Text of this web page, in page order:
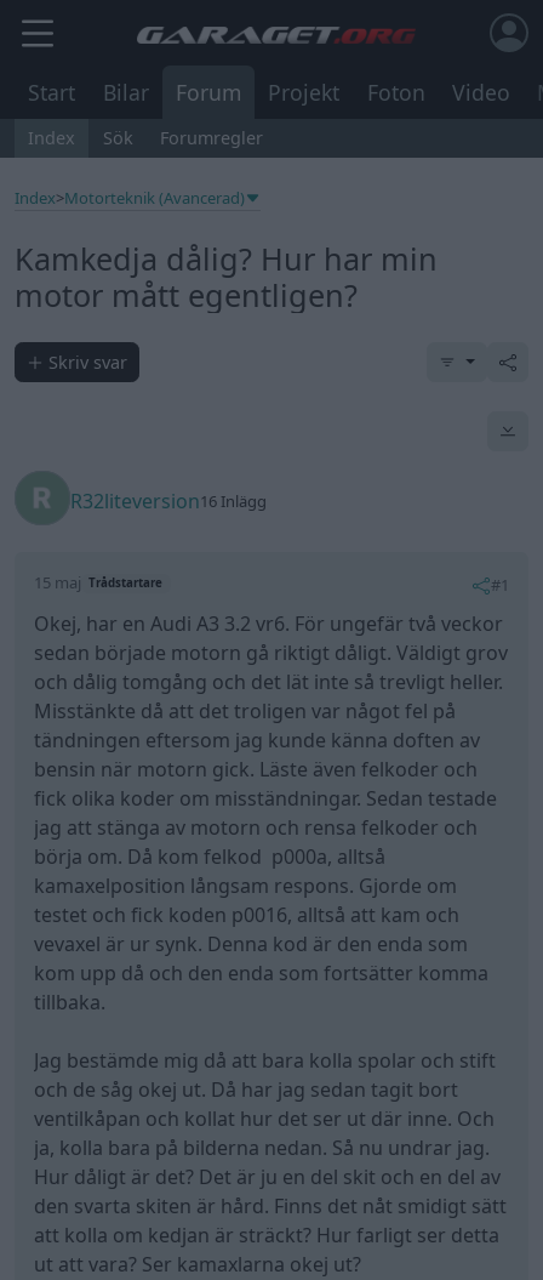
Start Bilar Forum Projekt Foton Video
Index Sök Forumregler
Index>Motorteknik (Avancerad)
Kamkedja dålig? Hur har min
motor mått egentligen?
Skriv svar
R32liteversion16 Inlägg
15 maj Trådstartare #1
Okej, har en Audi A3 3.2 vr6. För ungefär två veckor
sedan började motorn gå riktigt dåligt. Väldigt grov
och dålig tomgång och det lät inte så trevligt heller.
Misstänkte då att det troligen var något fel på
tändningen eftersom jag kunde känna doften av
bensin när motorn gick. Läste även felkoder och
fick olika koder om misständningar. Sedan testade
jag att stänga av motorn och rensa felkoder och
börja om. Då kom felkod p000a, alltså
kamaxelposition långsam respons. Gjorde om
testet och fick koden p0016, alltså att kam och
vevaxel är ur synk. Denna kod är den enda som
kom upp då och den enda som fortsätter komma
tillbaka.
Jag bestämde mig då att bara kolla spolar och stift
och de såg okej ut. Då har jag sedan tagit bort
ventilkåpan och kollat hur det ser ut där inne. Och
ja, kolla bara på bilderna nedan. Så nu undrar jag.
Hur dåligt är det? Det är ju en del skit och en del av
den svarta skiten är hård. Finns det nåt smidigt sätt
att kolla om kedjan är sträckt? Hur farligt ser detta
ut att vara? Ser kamaxlarna okej ut?